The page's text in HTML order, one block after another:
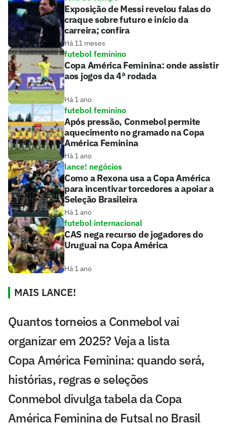
Exposição de Messi revelou falas do
craque sobre futuro e início da
carreira; confira
Há 11 meses
futebol feminino
Copa América Feminina: onde assistir
aos jogos da 4ª rodada
Há 1 ano
futebol feminino
Após pressão, Conmebol permite
aquecimento no gramado na Copa
América Feminina
Há 1 ano
lance! negócios
Como a Rexona usa a Copa América
para incentivar torcedores a apoiar a
Seleção Brasileira
Há 1 ano
futebol internacional
CAS nega recurso de jogadores do
Uruguai na Copa América
Há 1 ano
MAIS LANCE!
Quantos torneios a Conmebol vai
organizar em 2025? Veja a lista
Copa América Feminina: quando será,
histórias, regras e seleções
Conmebol divulga tabela da Copa
América Feminina de Futsal no Brasil